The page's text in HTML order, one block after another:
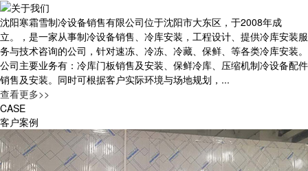
沈阳寒霜雪制冷设备销售有限公司位于沈阳市大东区，于2008年成
立。，是一家从事制冷设备销售、冷库安装，工程设计、提供冷库安装服
务与技术咨询的公司，针对速冻、冷冻、冷藏、保鲜、等各类冷库安装。
公司主要业务有：冷库门板销售及安装、保鲜冷库、压缩机制冷设备配件
销售及安装。同时可根据客户实际环境与场地规划，...
查看更多>>
CASE
客户案例